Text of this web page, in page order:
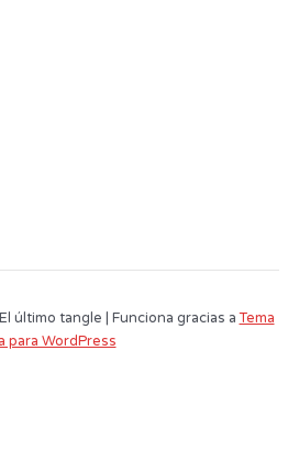
último tangle | Funciona gracias aTema
para WordPress